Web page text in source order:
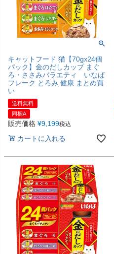
キャットフード 猫【70gx24個
パック】金のだしカップ まぐ
ろ・ささみバラエティ いなば
フレーク とろみ 健康 まとめ買
い
送料無料
同梱A
販売価格 ¥9,199税込
カートに入れる